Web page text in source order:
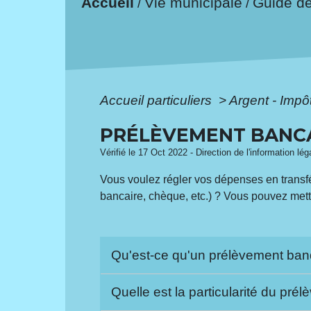
/ /
Accueil particuliers >Argent -
PRÉLÈVEMENT
Vérifié le 17 Oct 2022 - Direction de l'information
Vous voulez régler vos dépenses en
bancaire, chèque, etc.) ? Vous pouvez
Qu'est-ce qu'un prélèvement
Quelle est la particularité du